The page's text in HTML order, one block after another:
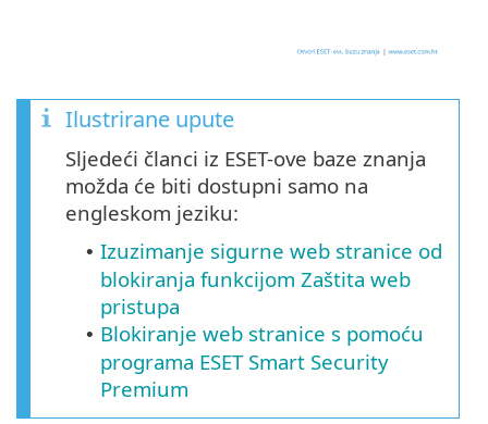
Ilustrirane upute
Sljedeći članci iz ESET-ove baze znanja
možda će biti dostupni samo na
engleskom jeziku:
• Izuzimanje sigurne web stranice od
blokiranja funkcijom Zaštita web
pristupa
• Blokiranje web stranice s pomoću
programa ESET Smart Security
Premium